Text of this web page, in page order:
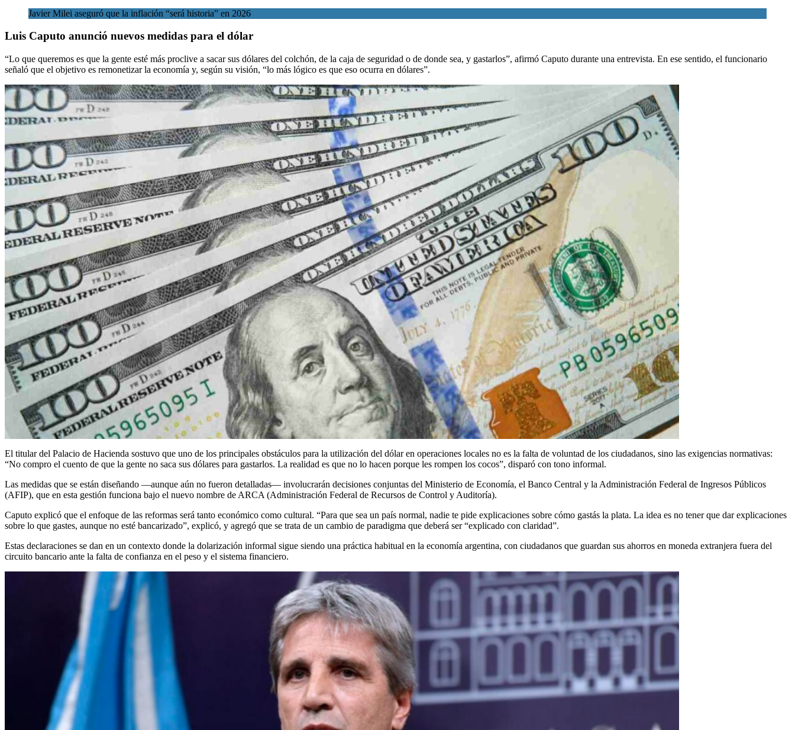
Javier Milei aseguró que la inflación “será historia” en 2026
Luis Caputo anunció nuevos medidas para el dólar
“Lo que queremos es que la gente esté más proclive a sacar sus dólares del colchón, de la caja de seguridad o de donde sea, y gastarlos”, afirmó Caputo durante una entrevista. En ese sentido, el funcionario
señaló que el objetivo es remonetizar la economía y, según su visión, “lo más lógico es que eso ocurra en dólares”.
El titular del Palacio de Hacienda sostuvo que uno de los principales obstáculos para la utilización del dólar en operaciones locales no es la falta de voluntad de los ciudadanos, sino las exigencias normativas:
“No compro el cuento de que la gente no saca sus dólares para gastarlos. La realidad es que no lo hacen porque les rompen los cocos”, disparó con tono informal.
Las medidas que se están diseñando —aunque aún no fueron detalladas— involucrarán decisiones conjuntas del Ministerio de Economía, el Banco Central y la Administración Federal de Ingresos Públicos
(AFIP), que en esta gestión funciona bajo el nuevo nombre de ARCA (Administración Federal de Recursos de Control y Auditoría).
Caputo explicó que el enfoque de las reformas será tanto económico como cultural. “Para que sea un país normal, nadie te pide explicaciones sobre cómo gastás la plata. La idea es no tener que dar explicaciones
sobre lo que gastes, aunque no esté bancarizado”, explicó, y agregó que se trata de un cambio de paradigma que deberá ser “explicado con claridad”.
Estas declaraciones se dan en un contexto donde la dolarización informal sigue siendo una práctica habitual en la economía argentina, con ciudadanos que guardan sus ahorros en moneda extranjera fuera del
circuito bancario ante la falta de confianza en el peso y el sistema financiero.